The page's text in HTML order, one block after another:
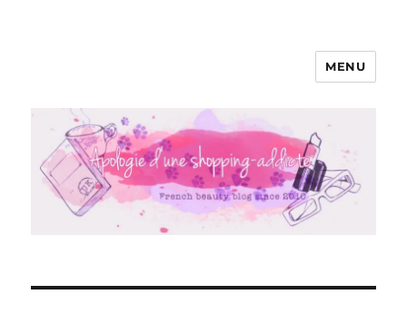
Apologie d'une Shopping-addicte
MENU